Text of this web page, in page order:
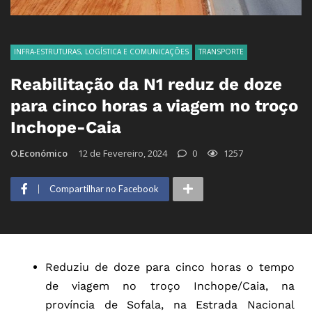
INFRA-ESTRUTURAS, LOGÍSTICA E COMUNICAÇÕES TRANSPORTE
Reabilitação da N1 reduz de doze
para cinco horas a viagem no troço
Inchope-Caia
O.Económico 12 de Fevereiro, 2024 0 1257
Compartilhar no Facebook
Reduziu de doze para cinco horas o tempo
de viagem no troço Inchope/Caia, na
província de Sofala, na Estrada Nacional